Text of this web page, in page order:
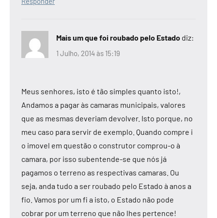
Mais um que foi roubado pelo Estado diz:
1 Julho, 2014 às 15:19
Meus senhores, isto é tão simples quanto isto!,
Andamos a pagar às camaras municipais, valores
que as mesmas deveriam devolver. Isto porque, no
meu caso para servir de exemplo. Quando compre i
o imovel em questão o construtor comprou-o à
camara, por isso subentende-se que nós já
pagamos o terreno as respectivas camaras. Ou
seja, anda tudo a ser roubado pelo Estado à anos a
fio. Vamos por um fi a isto, o Estado não pode
cobrar por um terreno que não lhes pertence!